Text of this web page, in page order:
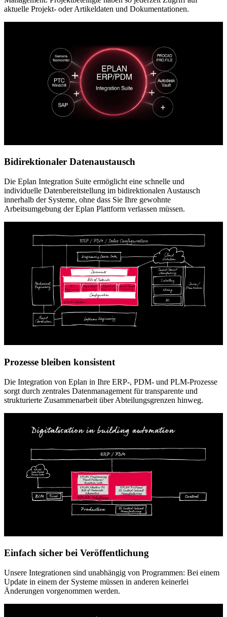
aktuelle Projekt- oder Artikeldaten und Dokumentationen.
Bidirektionaler Datenaustausch
Die Eplan Integration Suite ermöglicht eine schnelle und
individuelle Datenbereitstellung im bidirektionalen Austausch
innerhalb der Systeme, ohne dass Sie Ihre gewohnte
Arbeitsumgebung der Eplan Plattform verlassen müssen.
Prozesse bleiben konsistent
Die Integration von Eplan in Ihre ERP-, PDM- und PLM-Prozesse
sorgt durch zentrales Datenmanagement für transparente und
strukturierte Zusammenarbeit über Abteilungsgrenzen hinweg.
Einfach sicher bei Veröffentlichung
Unsere Integrationen sind unabhängig von Programmen: Bei einem
Update in einem der Systeme müssen in anderen keinerlei
Änderungen vorgenommen werden.